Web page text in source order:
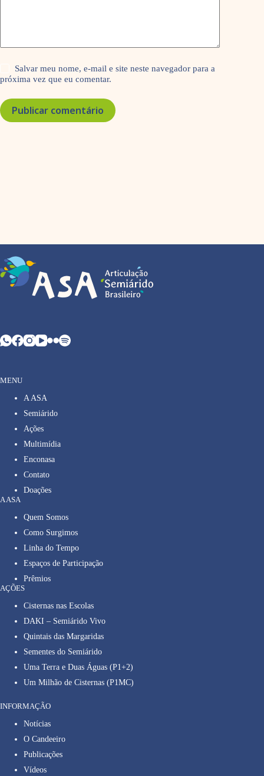
Salvar meu nome, e-mail e site neste navegador para a
próxima vez que eu comentar.
Publicar comentário
MENU
A ASA
Semiárido
Ações
Multimídia
Enconasa
Contato
Doações
A ASA
Quem Somos
Como Surgimos
Linha do Tempo
Espaços de Participação
Prêmios
AÇÕES
Cisternas nas Escolas
DAKI – Semiárido Vivo
Quintais das Margaridas
Sementes do Semiárido
Uma Terra e Duas Águas (P1+2)
Um Milhão de Cisternas (P1MC)
INFORMAÇÃO
Notícias
O Candeeiro
Publicações
Vídeos